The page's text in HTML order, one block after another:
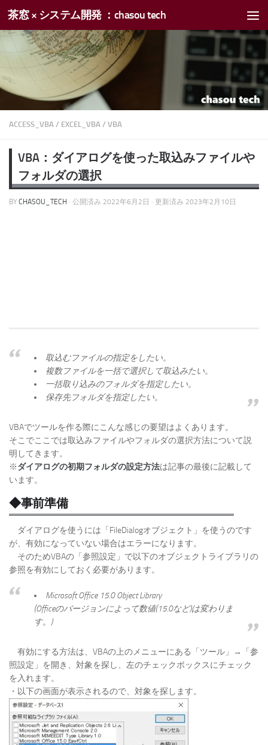
コンテンツへスキップ
茶窓 × システム開発 ：chasou tech
ACCESS_VBA / EXCEL_VBA / VBA
VBA：ダイアログを使った取込みファイルや
フォルダの選択
BY CHASOU_TECH · 公開済み 2022年6月2日 · 更新済み 2023年2月10日
取込むファイルの指定をしたい。
複数ファイルを一括で選択して取込みたい。
一括取り込みのフォルダを指定したい。
保存先フォルダを指定したい。
VBAでツールを作る際にこんな感じの要望はよくあります。
そこでここでは取込みファイルやフォルダの選択方法について説
明してきます。
※ダイアログの初期フォルダの設定方法は記事の最後に記載して
います。
◆事前準備
ダイアログを使うには「FileDialogオブジェクト」を使うのです
が、有効になっていない場合はエラーになります。
そのためVBAの「参照設定」で以下のオブジェクトライブラリの
参照を有効にしておく必要があります。
Microsoft Office 15.0 Object Library
(Officeのバージョンによって数値(15.0など)は変わりま
す。)
有効にする方法は、VBAの上のメニューにある「ツール」→「参
照設定」を開き、対象を探し、左のチェックボックスにチェック
を入れます。
・以下の画面が表示されるので、対象を探します。